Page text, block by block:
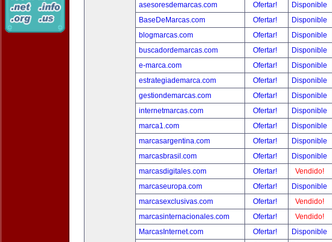
asesoresdemarcas.com
Ofertar!
Disponible
BaseDeMarcas.com
Ofertar!
Disponible
blogmarcas.com
Ofertar!
Disponible
buscadordemarcas.com
Ofertar!
Disponible
e-marca.com
Ofertar!
Disponible
estrategiademarca.com
Ofertar!
Disponible
gestiondemarcas.com
Ofertar!
Disponible
internetmarcas.com
Ofertar!
Disponible
marca1.com
Ofertar!
Disponible
marcasargentina.com
Ofertar!
Disponible
marcasbrasil.com
Ofertar!
Disponible
marcasdigitales.com
Ofertar!
Vendido!
marcaseuropa.com
Ofertar!
Disponible
marcasexclusivas.com
Ofertar!
Vendido!
marcasinternacionales.com
Ofertar!
Vendido!
MarcasInternet.com
Ofertar!
Disponible